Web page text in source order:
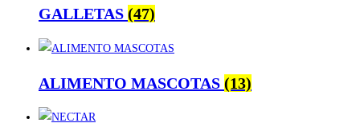
GALLETAS (47)
ALIMENTO MASCOTAS (13)